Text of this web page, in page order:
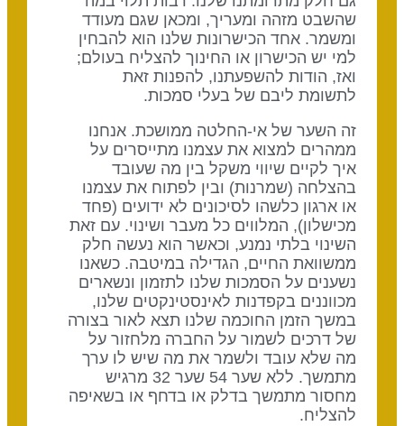
שהשבט מזהה ומעריך, ומכאן שגם מעודד
ומשמר. אחד הכישרונות שלנו הוא להבחין
למי יש הכישרון או החינוך להצליח בעולם;
ואז, הודות להשפעתנו, להפנות זאת
לתשומת ליבם של בעלי סמכות.
זה השער של אי-החלטה ממושכת. אנחנו
ממהרים למצוא את עצמנו מתייסרים על
איך לקיים שיווי משקל בין מה שעובד
בהצלחה (שמרנות) ובין לפתוח את עצמנו
או ארגון כלשהו לסיכונים לא ידועים (פחד
מכישלון), המלווים כל מעבר ושינוי. עם זאת
השינוי בלתי נמנע, וכאשר הוא נעשה חלק
ממשוואת החיים, הגדילה במיטבה. כשאנו
נשענים על הסמכות שלנו לתזמון ונשארים
מכווננים בקפדנות לאינסטינקטים שלנו,
במשך הזמן החוכמה שלנו תצא לאור בצורה
של דרכים לשמור על החברה מלחזור על
מה שלא עובד ולשמר את מה שיש לו ערך
מתמשך. ללא שער 54 שער 32 מרגיש
מחסור מתמשך בדלק או בדחף או בשאיפה
להצליח.